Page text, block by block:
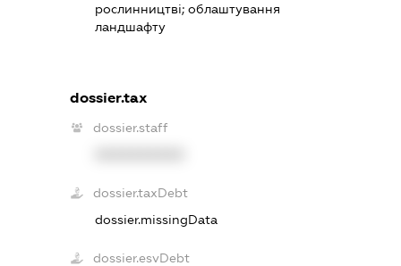
рослинництві; облаштування
ландшафту
dossier.tax
dossier.staff
dossier.taxDebt
dossier.missingData
dossier.esvDebt